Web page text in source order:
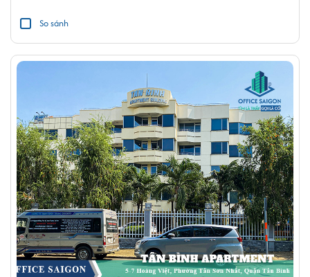
So sánh